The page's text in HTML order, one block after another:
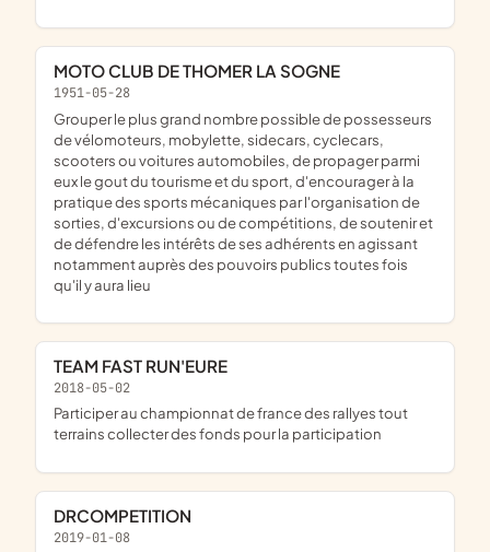
MOTO CLUB DE THOMER LA SOGNE
1951-05-28
grouper le plus grand nombre possible de possesseurs
de vélomoteurs, mobylette, sidecars, cyclecars,
scooters ou voitures automobiles, de propager parmi
eux le gout du tourisme et du sport, d'encourager à la
pratique des sports mécaniques par l'organisation de
sorties, d'excursions ou de compétitions, de soutenir et
de défendre les intérêts de ses adhérents en agissant
notamment auprès des pouvoirs publics toutes fois
qu'il y aura lieu
TEAM FAST RUN'EURE
2018-05-02
participer au championnat de france des rallyes tout
terrains collecter des fonds pour la participation
DRCOMPETITION
2019-01-08